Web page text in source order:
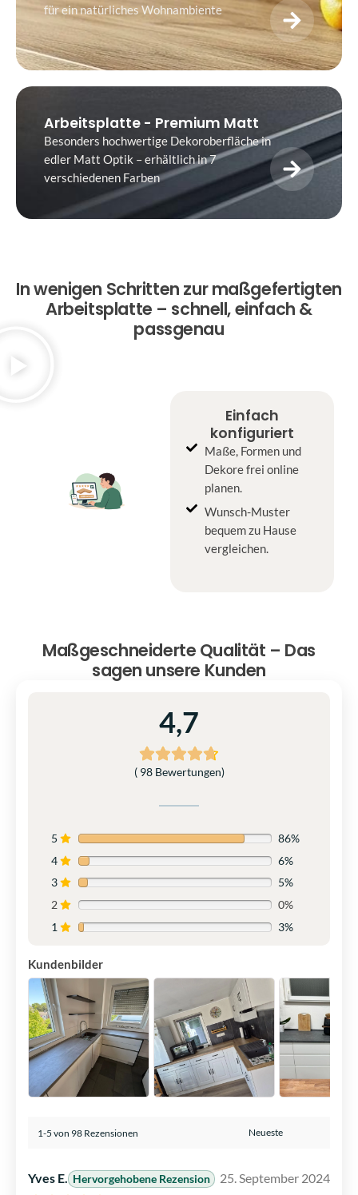
für ein natürliches Wohnambiente
Arbeitsplatte - Premium Matt
Besonders hochwertige Dekoroberfläche in
edler Matt Optik – erhältlich in 7
verschiedenen Farben
In wenigen Schritten zur maßgefertigten
Arbeitsplatte – schnell, einfach &
passgenau
Einfach
konfiguriert
Maße, Formen und
Dekore frei online
planen.
Wunsch-Muster
bequem zu Hause
vergleichen.
Maßgeschneiderte Qualität – Das
sagen unsere Kunden
4,7
( 98 Bewertungen)
5
86%
4
6%
3
5%
2
0%
1
3%
Kundenbilder
1-5 von 98 Rezensionen
Yves E. Hervorgehobene Rezension 25. September 2024